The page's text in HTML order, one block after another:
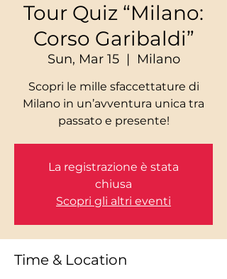
Tour Quiz “Milano:
Corso Garibaldi”
Sun, Mar 15
  |
Milano
Scopri le mille sfaccettature di
Milano in un’avventura unica tra
La registrazione è stata
chiusa
Scopri gli altri eventi
Time & Location